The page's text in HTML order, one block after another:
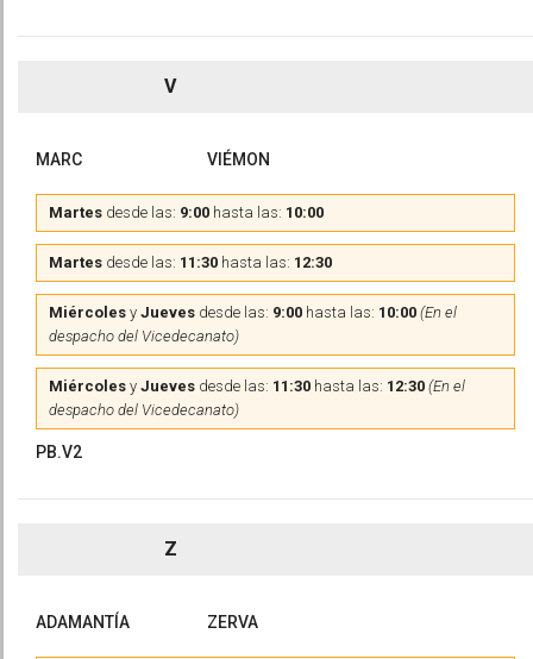
V
MARC VIÉMON
Martes desde las: 9:00 hasta las: 10:00
Martes desde las: 11:30 hasta las: 12:30
Miércoles y Jueves desde las: 9:00 hasta las: 10:00 (En el
despacho del Vicedecanato)
Miércoles y Jueves desde las: 11:30 hasta las: 12:30 (En el
despacho del Vicedecanato)
PB.V2
Z
ADAMANTÍA ZERVA